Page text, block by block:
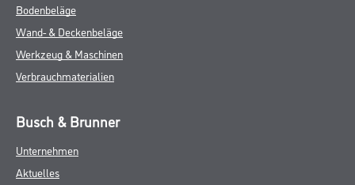
Bodenbeläge
Wand- & Deckenbeläge
Werkzeug & Maschinen
Verbrauchmaterialien
Busch & Brunner
Unternehmen
Aktuelles